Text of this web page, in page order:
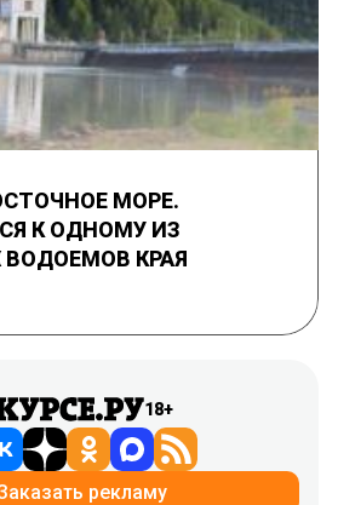
МОРЕ.
К ОДНОМУ ИЗ
КРАЯ
18+
рекламу